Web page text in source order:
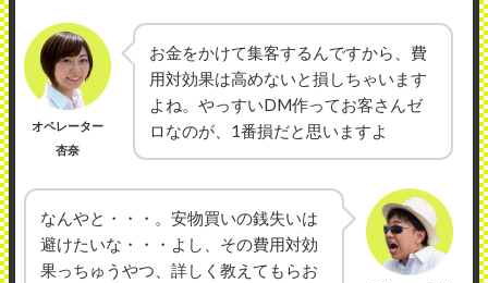
オペレーター
杏奈
お金をかけて集客するんですから、費
用対効果は高めないと損しちゃいます
よね。やっすいDM作ってお客さんゼ
ロなのが、1番損だと思いますよ
なんやと・・・。安物買いの銭失いは
避けたいな・・・よし、その費用対効
果っちゅうやつ、詳しく教えてもらお